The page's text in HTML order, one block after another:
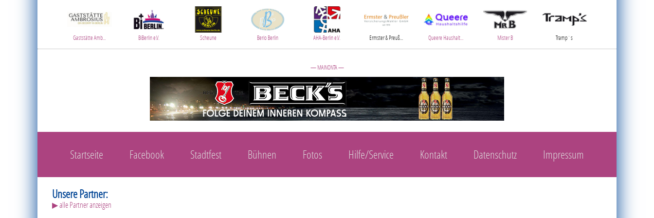
Gaststätte Amb... BiBerlin e.V. Scheune Berio Berlin AHA-Berlin e.V. Ermster & Preuß... Queere Haushalt... Mister B Tramp´s
— MAINONTA —
Startseite Facebook Stadtfest Bühnen Fotos Hilfe/Service Kontakt Datenschutz Impressum
Unsere Partner:
▶ alle Partner anzeigen